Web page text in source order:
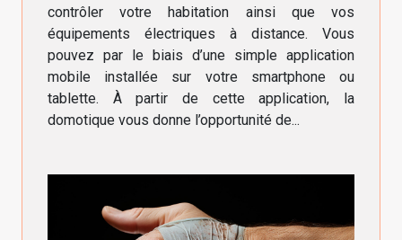
contrôler votre habitation ainsi que vos
équipements électriques à distance. Vous
pouvez par le biais d’une simple application
mobile installée sur votre smartphone ou
tablette. À partir de cette application, la
domotique vous donne l’opportunité de...